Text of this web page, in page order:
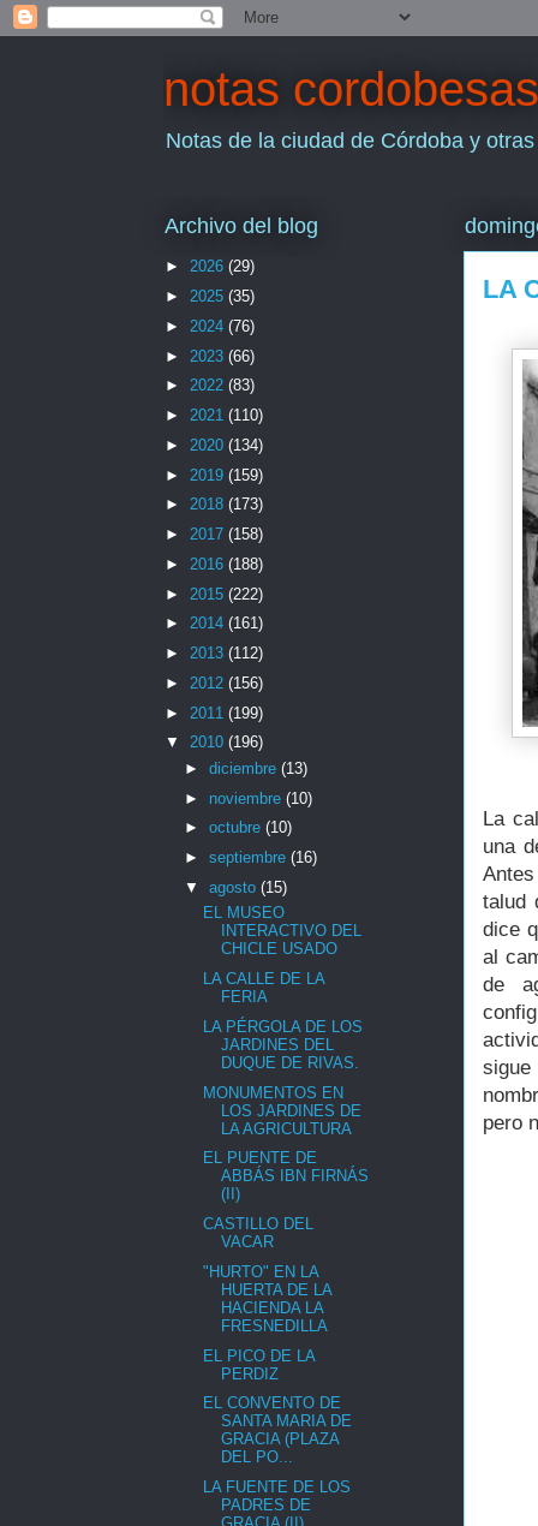
notas cordobesas
Notas de la ciudad de Córdoba y
LA
La
una
talud
dice
al
de
pero
Archivo del blog
► 2026 (29)
► 2025 (35)
► 2024 (76)
► 2023 (66)
► 2022 (83)
► 2021 (110)
► 2020 (134)
► 2019 (159)
► 2018 (173)
► 2017 (158)
► 2016 (188)
► 2015 (222)
► 2014 (161)
► 2013 (112)
► 2012 (156)
► 2011 (199)
▼ 2010 (196)
► diciembre (13)
► noviembre (10)
► octubre (10)
► septiembre (16)
▼ agosto (15)
EL MUSEO
INTERACTIVO DEL
CHICLE USADO
LA CALLE DE LA
FERIA
LA PÉRGOLA DE LOS
JARDINES DEL
DUQUE DE RIVAS.
MONUMENTOS EN
LOS JARDINES DE
LA AGRICULTURA
EL PUENTE DE
ABBÁS IBN FIRNÁS
(II)
CASTILLO DEL
VACAR
"HURTO" EN LA
HUERTA DE LA
HACIENDA LA
FRESNEDILLA
EL PICO DE LA
PERDIZ
EL CONVENTO DE
SANTA MARIA DE
GRACIA (PLAZA
DEL PO...
LA FUENTE DE LOS
PADRES DE